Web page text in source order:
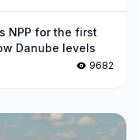
NPP for the first
Danube levels
9682